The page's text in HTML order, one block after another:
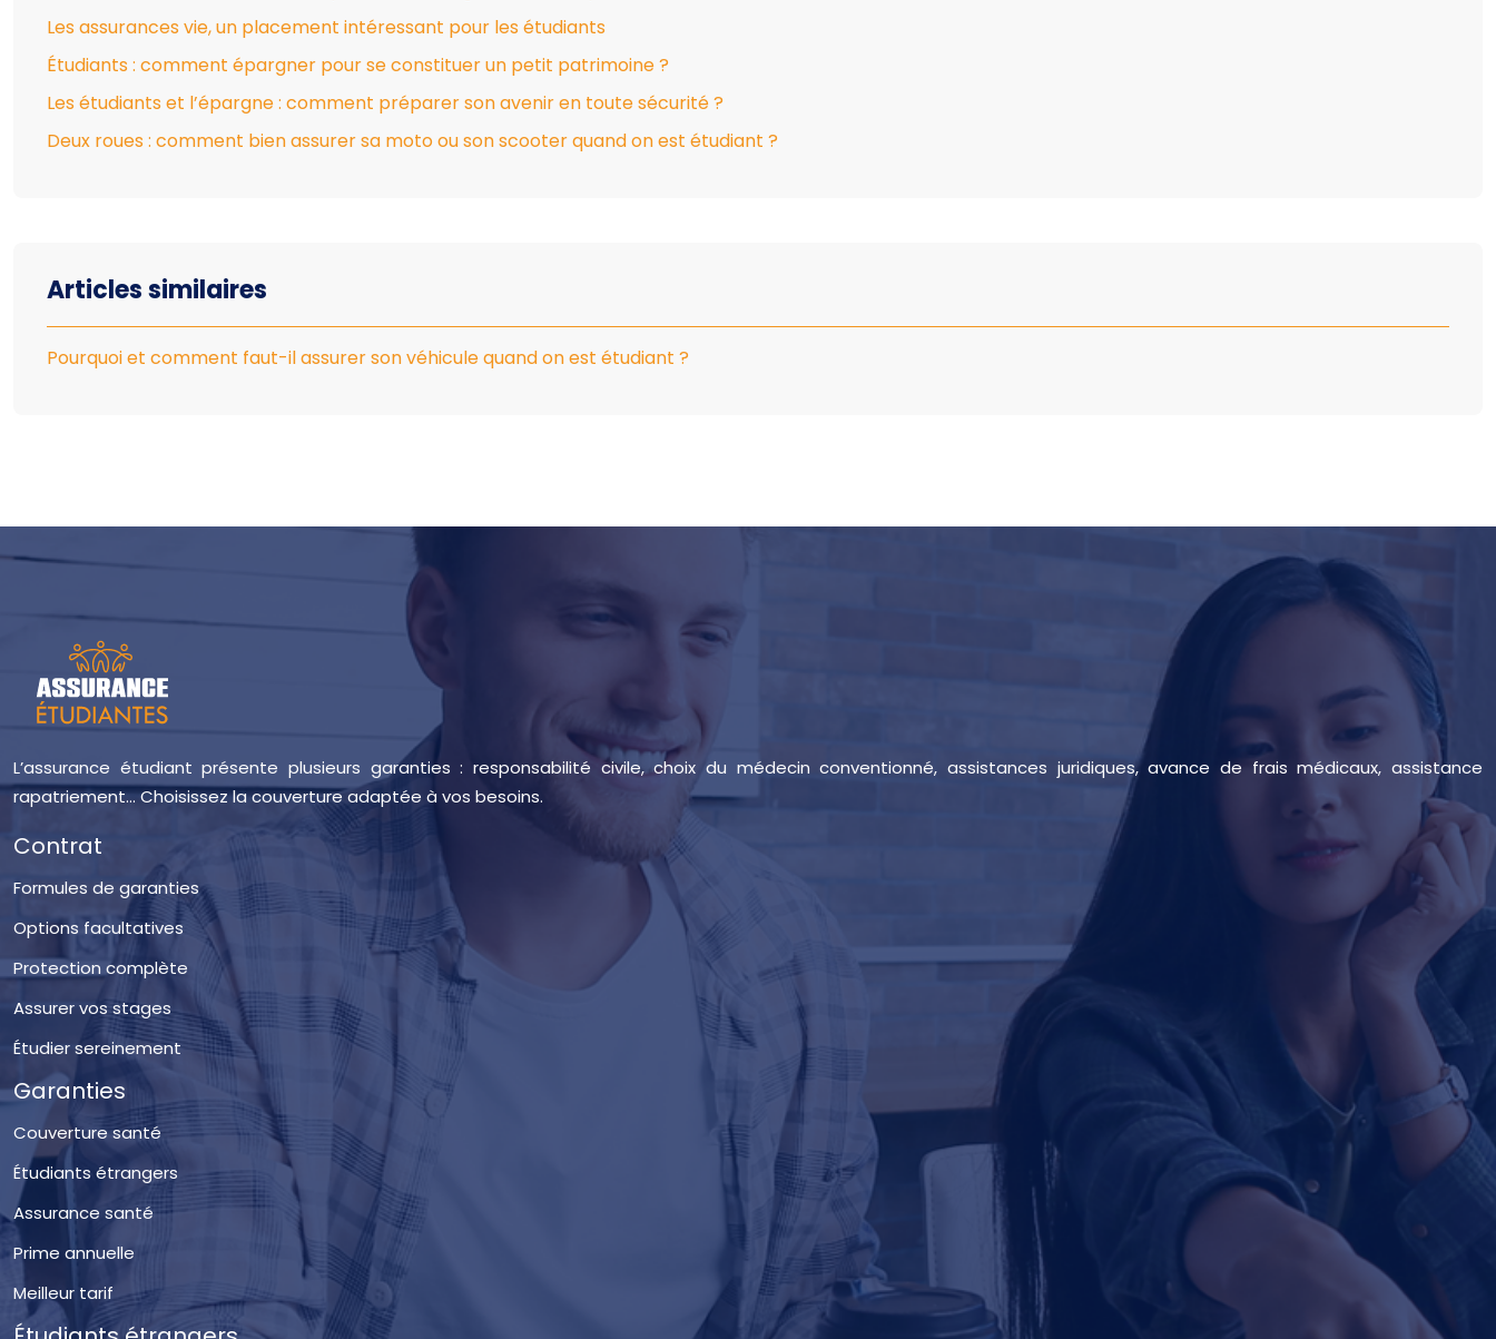
Les assurances vie, un placement intéressant pour les étudiants
Étudiants : comment épargner pour se constituer un petit patrimoine ?
Les étudiants et l’épargne : comment préparer son avenir en toute sécurité ?
Deux roues : comment bien assurer sa moto ou son scooter quand on est étudiant ?
Articles similaires
Pourquoi et comment faut-il assurer son véhicule quand on est étudiant ?
L’assurance étudiant présente plusieurs garanties : responsabilité civile, choix du médecin conventionné, assistances juridiques, avance de frais médicaux, assistance
rapatriement… Choisissez la couverture adaptée à vos besoins.
Contrat
Formules de garanties
Options facultatives
Protection complète
Assurer vos stages
Étudier sereinement
Garanties
Couverture santé
Étudiants étrangers
Assurance santé
Prime annuelle
Meilleur tarif